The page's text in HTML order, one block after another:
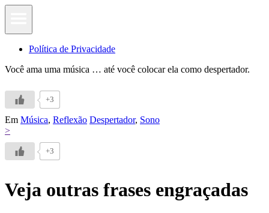
Política de Privacidade
Você ama uma música … até você colocar ela como despertador.
+3
Em Música, Reflexão Despertador, Sono
>
+3
Veja outras frases engraçadas